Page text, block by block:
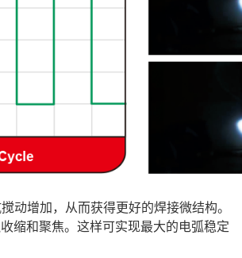
动增加，从而获得更好的焊接微结构。
缩和聚焦。这样可实现最大的电弧稳定